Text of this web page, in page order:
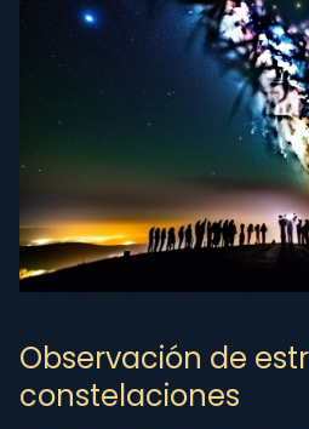
Observación de
constelaciones